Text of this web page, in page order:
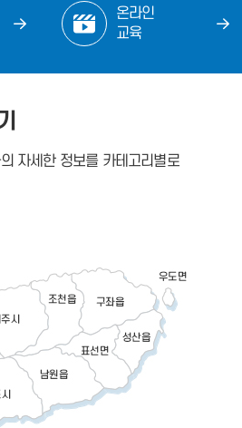
검 안내(6/15, 01:...
이용 종료 안내
교육기관
온라인
교육
자세한 정보를 카테고리별로